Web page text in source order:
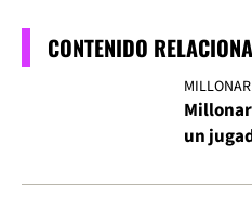
CONTENIDO
un